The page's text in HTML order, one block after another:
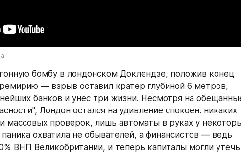
бомбу в лондонском Доклендзе, положив конец
— взрыв оставил кратер глубиной 6 метров,
банков и унес три жизни. Несмотря на
Лондон остался на удивление спокоен: никаких
массовых проверок, лишь автоматы в руках у
паника охватила не обывателей, а финансистов — ведь
ВНП Великобритании, и теперь капиталы могли